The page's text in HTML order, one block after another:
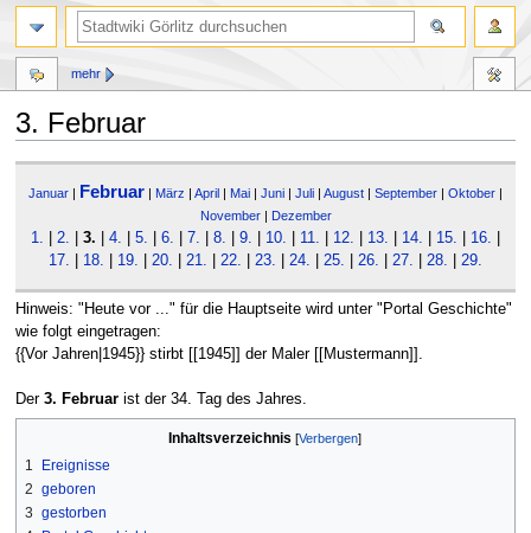
3. Februar
Navigation
Suche
Januar | Februar | März | April | Mai | Juni | Juli | August | September | Oktober |
November| Dezember
1. 2. 3. 4. 5. 6. 7. 8. 9. 10. 11. 12. 13. 14. 15. 16.
17.
18. 19. 20. 21. 22. 23. 24. 25. 26. 27. 28. 29.
Hinweis: "Heute vor ..." für die Hauptseite wird unter "Portal Geschichte"
wie folgt eingetragen:
{{Vor Jahren|1945}} stirbt [[1945]] der Maler [[Mustermann]].
Der 3. Februarist der 34. Tag des Jahres.
Inhaltsverzeichnis
1
Ereignisse
2 geboren
3 gestorben
mehr